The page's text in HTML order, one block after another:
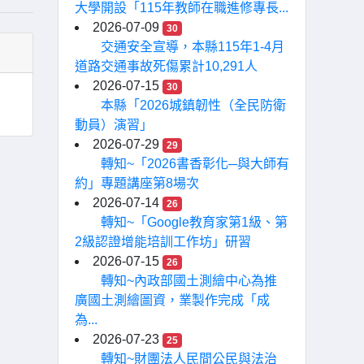
大學開設「115年教師在職進修專長...
2026-07-09
30
交通安全宣導，本縣115年1-4月
道路交通事故死傷累計10,291人
2026-07-15
30
本縣「2026城鎮韌性（全民防衛
動員）演習」
2026-07-29
29
轉知~「2026書香彰化─與大師有
約」專題講座第8場次
2026-07-14
26
轉知~「Google教育家第1級、第
2級認證增能培訓工作坊」研習
2026-07-15
26
轉知~內政部國土測繪中心為推
廣國土測繪圖資，業製作完成「成
為...
2026-07-23
25
轉知~財團法人民間公民與法治